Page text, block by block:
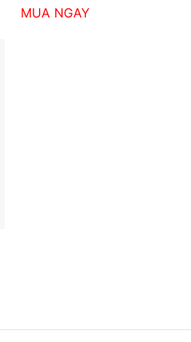
4,600,000₫.
MUA NGAY